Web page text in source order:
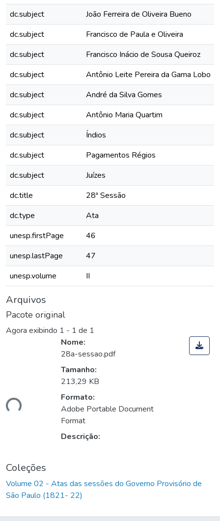
dc.subject
João Ferreira de Oliveira Bueno
dc.subject
Francisco de Paula e Oliveira
dc.subject
Francisco Inácio de Sousa Queiroz
dc.subject
Antônio Leite Pereira da Gama Lobo
dc.subject
André da Silva Gomes
dc.subject
Antônio Maria Quartim
dc.subject
Índios
dc.subject
Pagamentos Régios
dc.subject
Juízes
dc.title
28ª Sessão
dc.type
Ata
unesp.firstPage
46
unesp.lastPage
47
unesp.volume
II
Arquivos
Pacote original
Agora exibindo 1 - 1 de 1
Nome:
28a-sessao.pdf
Tamanho:
213,29 KB
Formato:
Adobe Portable Document
Format
Descrição:
Coleções
Volume 02 - Atas das sessões do Governo Provisório de
São Paulo (1821- 22)